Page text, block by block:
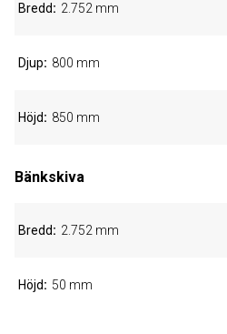
Bredd 2.752 mm
Djup 800 mm
Höjd 850 mm
Bänkskiva
Bredd 2.752 mm
Höjd 50 mm